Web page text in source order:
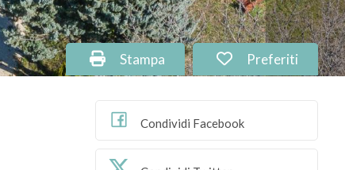
Preferiti: Cod.
Preferiti
Stampa: Cod. PU-155
Stampa
Condividi Facebook